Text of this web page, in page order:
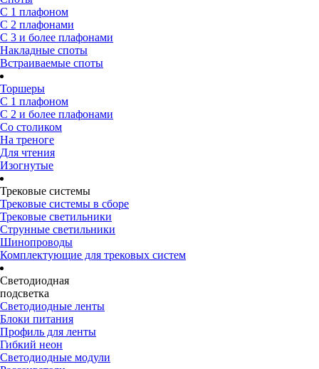
С 1 плафоном
С 2 плафонами
С 3 и более плафонами
Накладные споты
Встраиваемые споты
Торшеры
С 1 плафоном
С 2 и более плафонами
Со столиком
На треноге
Для чтения
Изогнутые
Трековые системы
Трековые системы в сборе
Трековые светильники
Струнные светильники
Шинопроводы
Комплектующие для трековых систем
Светодиодная
подсветка
Светодиодные ленты
Блоки питания
Профиль для ленты
Гибкий неон
Светодиодные модули